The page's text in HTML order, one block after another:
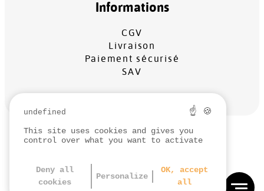
Informations
CGV
Livraison
Paiement sécurisé
SAV
MENTIONS LÉGALES
PROTECTION DES DONNÉES
RÉALISATION
undefined ☝ 🍪
This site uses cookies and gives you
control over what you want to activate
Deny all
cookies
Personalize
OK, accept
all